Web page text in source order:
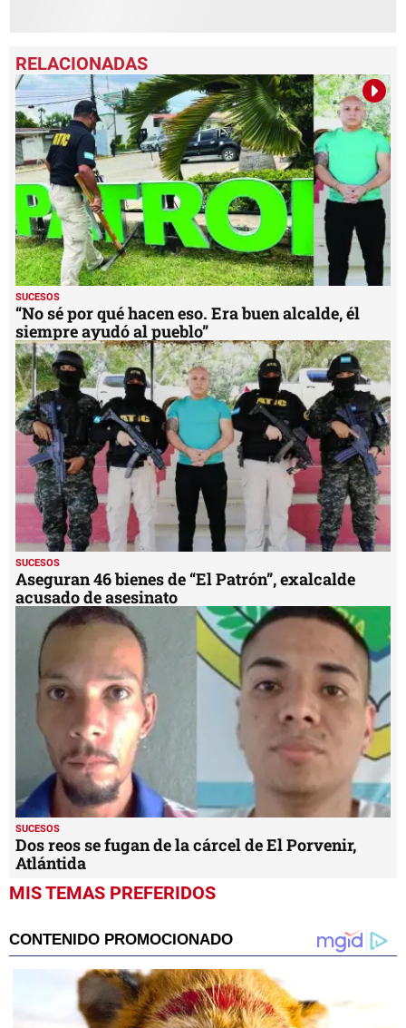
SUCESOS
“No sé por qué hacen eso. Era buen alcalde, él
siempre ayudó al pueblo”
SUCESOS
Aseguran 46 bienes de “El Patrón”, exalcalde
acusado de asesinato
SUCESOS
Dos reos se fugan de la cárcel de El Porvenir,
Atlántida
MIS TEMAS PREFERIDOS